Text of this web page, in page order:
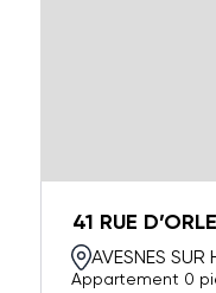
41 RUE
AVESNES SUR
Appartement 0